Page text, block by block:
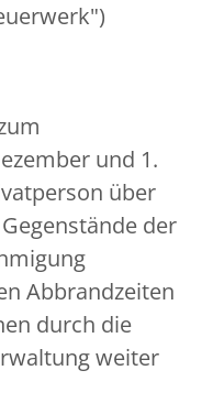
und 1.
über
der
Abbrandzeiten
durch die
weiter